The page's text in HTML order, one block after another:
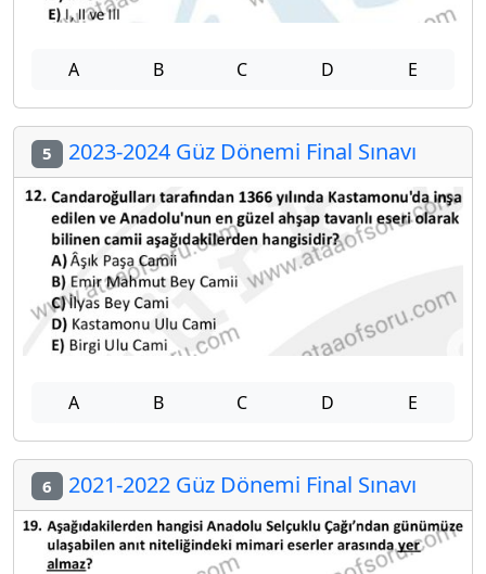
A B C D E
5 2023-2024 Güz Dönemi Final Sınavı
A B C D E
6 2021-2022 Güz Dönemi Final Sınavı